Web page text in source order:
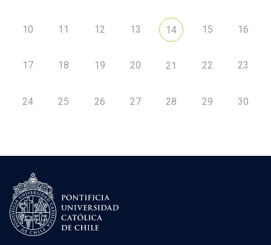
10 11 12 13 14 15 16
17 18 19 20 21 22 23
24 25 26 27 28 29 30